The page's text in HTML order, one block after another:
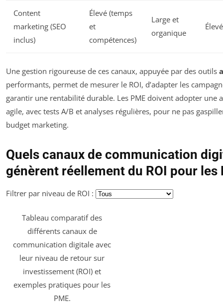
Content
marketing (SEO
inclus)
Élevé (temps
et
compétences)
Large et
organique
Élevé
Une gestion rigoureuse de ces canaux, appuyée par des outils
performants, permet de mesurer le ROI, d’adapter les
garantir une rentabilité durable. Les PME doivent adopter une
agile, avec tests A/B et analyses régulières, pour ne pas
budget marketing.
Quels canaux de communication
génèrent réellement du ROI pour les
Filtrer par niveau de ROI :
Tableau comparatif des
différents canaux de
communication digitale avec
leur niveau de retour sur
investissement (ROI) et
exemples pratiques pour les
PME.